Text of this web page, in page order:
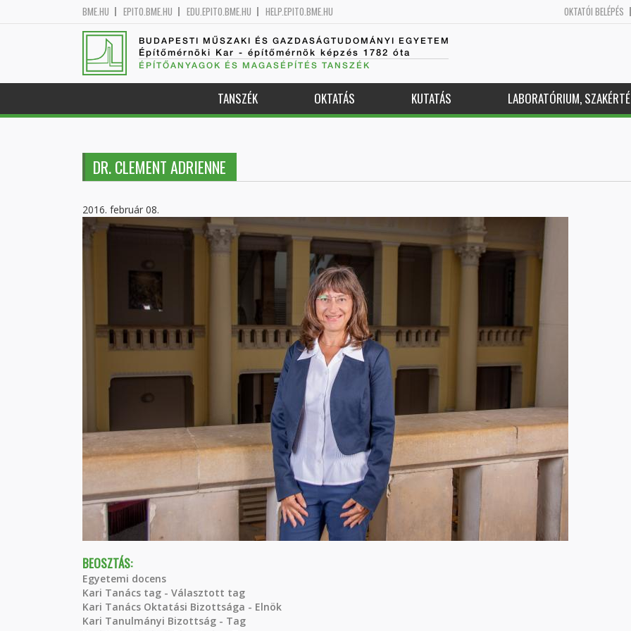
BME.HU EPITO.BME.HU EDU.EPITO.BME.HU HELP.EPITO.BME.HU OKTATÓI BELÉPÉS
BUDAPESTI MŰSZAKI ÉS GAZDASÁGTUDOMÁNYI EGYETEM
Építőmérnöki Kar - építőmérnök képzés 1782 óta
ÉPÍTŐANYAGOK ÉS MAGASÉPÍTÉS TANSZÉK
TANSZÉK OKTATÁS KUTATÁS LABORATÓRIUM,
DR. CLEMENT ADRIENNE
2016. február 08.
BEOSZTÁS:
Egyetemi docens
Kari Tanács tag - Választott tag
Kari Tanács Oktatási Bizottsága - Elnök
Kari Tanulmányi Bizottság - Tag